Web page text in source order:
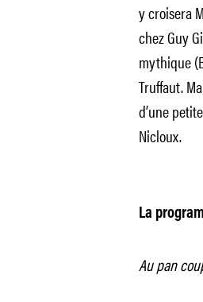
y croisera
chez Guy
mythique
Truffaut.
d’une
Nicloux.
La
Au pan